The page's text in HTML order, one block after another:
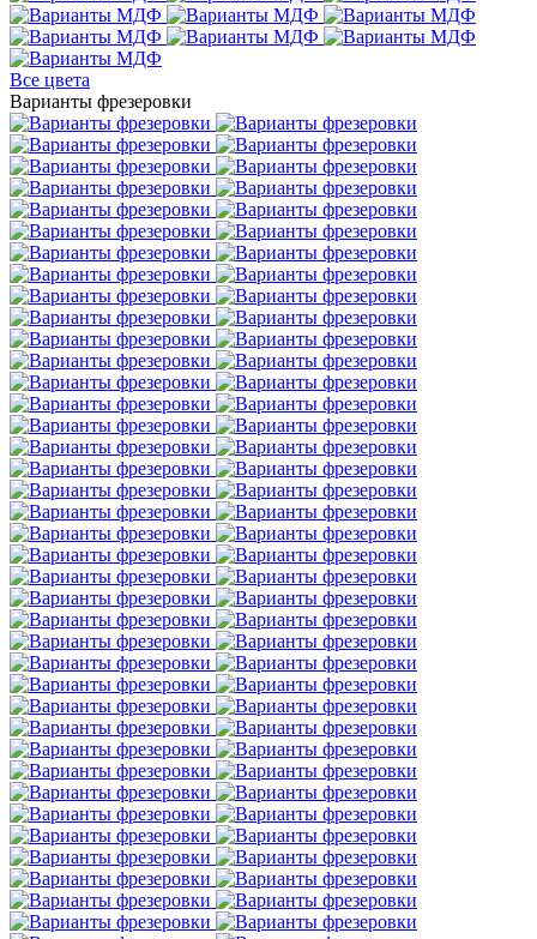
Все цвета
Варианты фрезеровки